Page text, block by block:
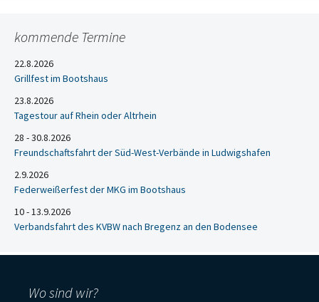
kommende Termine
22.8.2026
Grillfest im Bootshaus
23.8.2026
Tagestour auf Rhein oder Altrhein
28 - 30.8.2026
Freundschaftsfahrt der Süd-West-Verbände in Ludwigshafen
2.9.2026
Federweißerfest der MKG im Bootshaus
10 - 13.9.2026
Verbandsfahrt des KVBW nach Bregenz an den Bodensee
Wo sind wir?